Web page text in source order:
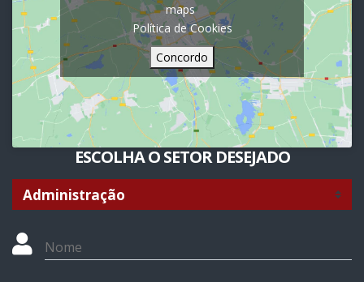
maps
Política de Cookies
Concordo
ESCOLHA O SETOR DESEJADO
Nome